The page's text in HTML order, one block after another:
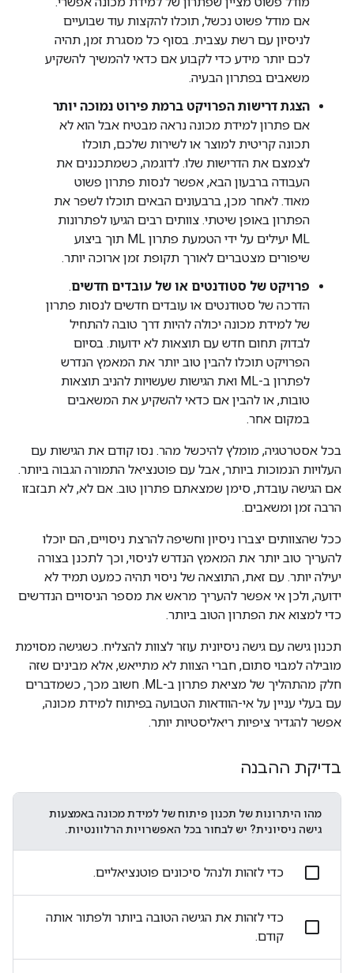
אם מודל פשוט נכשל, תוכלו להקצות עוד שבועיים
לניסיון עם רשת עצבית. בסוף כל מסגרת זמן, תהיה
לכם יותר מידע כדי לקבוע אם כדאי להמשיך להשקיע
משאבים בפתרון הבעיה.
הצגת דרישות הפרויקט ברמת פירוט נמוכה יותר
אם פתרון למידת מכונה נראה מבטיח אבל הוא לא
תכונה קריטית למוצר או לשירות שלכם, תוכלו
לצמצם את הדרישות שלו. לדוגמה, כשמתכננים את
העבודה ברבעון הבא, אפשר לנסות פתרון פשוט
מאוד. לאחר מכן, ברבעונים הבאים תוכלו לשפר את
הפתרון באופן שיטתי. צוותים רבים הגיעו לפתרונות
ML יעילים על ידי הטמעת פתרון ML תוך ביצוע
שיפורים מצטברים לאורך תקופת זמן ארוכה יותר.
פרויקט של סטודנטים או של עובדים חדשים.
הדרכה של סטודנטים או עובדים חדשים לנסות פתרון
של למידת מכונה יכולה להיות דרך טובה להתחיל
לבדוק תחום חדש עם תוצאות לא ידועות. בסיום
הפרויקט תוכלו להבין טוב יותר את המאמץ הנדרש
לפתרון ב-ML ואת הגישות שעשויות להניב תוצאות
טובות, או להבין אם כדאי להשקיע את המשאבים
במקום אחר.
בכל אסטרטגיה, מומלץ להיכשל מהר. נסו קודם את הגישות עם
העלויות הנמוכות ביותר, אבל עם פוטנציאל התמורה הגבוה ביותר.
אם הגישה עובדת, סימן שמצאתם פתרון טוב. אם לא, לא תבזבזו
הרבה זמן ומשאבים.
ככל שהצוותים יצברו ניסיון וחשיפה להרצת ניסויים, הם יוכלו
להעריך טוב יותר את המאמץ הנדרש לניסוי, וכך לתכנן בצורה
יעילה יותר. עם זאת, התוצאה של ניסוי תהיה כמעט תמיד לא
ידועה, ולכן אי אפשר להעריך מראש את מספר הניסויים הנדרשים
כדי למצוא את הפתרון הטוב ביותר.
תכנון גישה עם גישה ניסיונית עוזר לצוות להצליח. כשגישה מסוימת
מובילה למבוי סתום, חברי הצוות לא מתייאש, אלא מבינים שזה
חלק מהתהליך של מציאת פתרון ב-ML. חשוב מכך, כשמדברים
עם בעלי עניין על אי-הוודאות הטבועה בפיתוח למידת מכונה,
אפשר להגדיר ציפיות ריאליסטיות יותר.
בדיקת ההבנה
מהו היתרונות של תכנון פיתוח של למידת מכונה באמצעות
גישה ניסיונית? יש לבחור בכל האפשרויות הרלוונטיות.
כדי לזהות ולנהל סיכונים פוטנציאליים.
כדי לזהות את הגישה הטובה ביותר ולפתור אותה
קודם.